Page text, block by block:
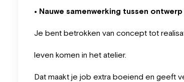
• Nauwe samenwerking tussen
Je bent betrokken van concept tot
leven komen in het atelier.
Dat maakt je job extra boeiend en geeft